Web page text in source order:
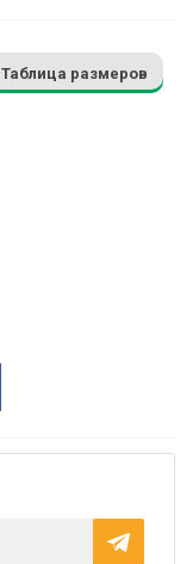
Таблица размеров